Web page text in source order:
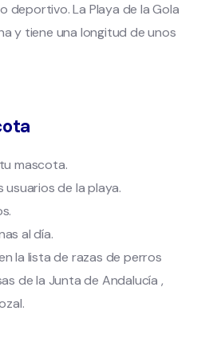
deportivo. La Playa de la Gola
y tiene una longitud de unos
mascota.
usuarios de la playa.
al día.
la lista de razas de perros
de la Junta de Andalucía ,